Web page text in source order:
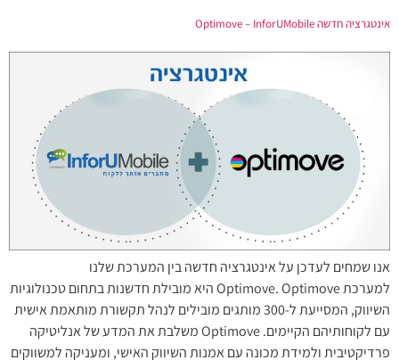
אינטגרציה חדשה Optimove – InforUMobile
אנו שמחים לעדכן על אינטגרציה חדשה בין המערכת שלנו
למערכת Optimove. Optimove היא מובילת חדשנות בתחום טכנולוגיות
השיווק, המסייעת ל-300 מותגים מובילים לנהל תקשורת מותאמת אישית
עם לקוחותיהם הקיימים. Optimove משלבת את המדע של אנליטיקה
פרדיקטיבית ולמידת מכונה עם אמנות השיווק האישי, ומעניקה למשווקים